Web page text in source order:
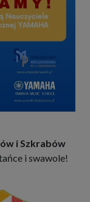
i Szkrabów
i swawole!